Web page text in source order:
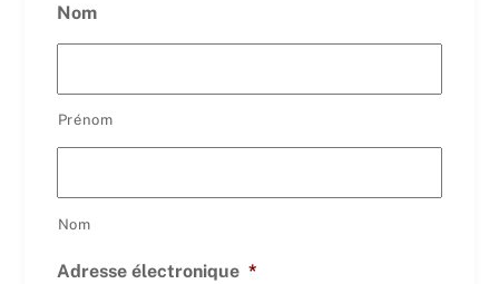
Nom
Prénom
Nom
Adresse électronique *